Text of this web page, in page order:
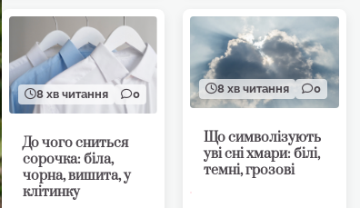
8 хв читання 0
До чого сниться
сорочка: біла,
чорна, вишита, у
клітинку
8 хв читання 0
Що символізують
уві сні хмари: білі,
темні, грозові